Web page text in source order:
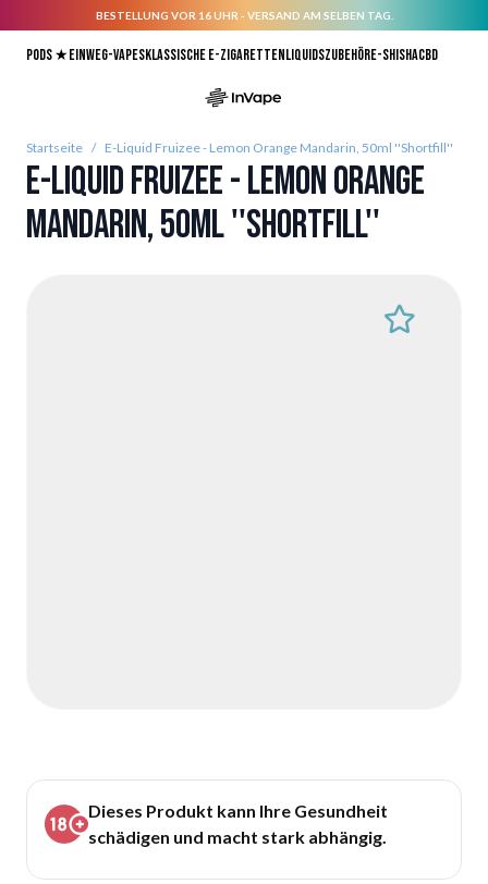
BESTELLUNG VOR 16 UHR - VERSAND AM SELBEN TAG.
Pods ★Einweg-VapesKlassische E-ZigarettenLiquidsZubehörE-ShishaCBD
Startseite / E-Liquid Fruizee - Lemon Orange Mandarin, 50ml ''Shortfill''
E-Liquid Fruizee - Lemon Orange
Mandarin, 50ml ''Shortfill''
Dieses Produkt kann Ihre Gesundheit
schädigen und macht stark abhängig.